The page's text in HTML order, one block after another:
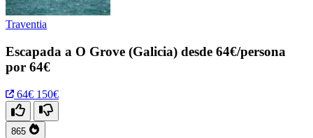
Traventia
Escapada a O Grove (Galicia) desde 64€/persona
por 64€
64€ 150€
865